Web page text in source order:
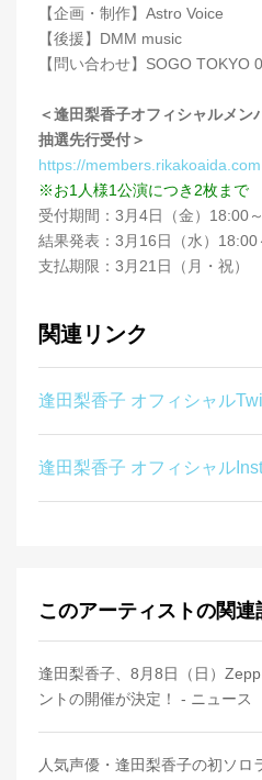
【企画・制作】Astro Voice
【後援】DMM music
【問い合わせ】SOGO TOKYO
＜逢田梨香子オフィシャルメン
抽選先行受付＞
https://members.rikakoaida.com
※お1人様1公演につき2枚まで
受付期間：3月4日（金）18:00
結果発表：3月16日（水）18:00
支払期限：3月21日（月・祝）
関連リンク
逢田梨香子 オフィシャル
逢田梨香子 オフィシャル
このアーティストの関連
逢田梨香子、8月8日（日）
ントの開催が決定！ - ニュース
人気声優・逢田梨香子の初ソロ